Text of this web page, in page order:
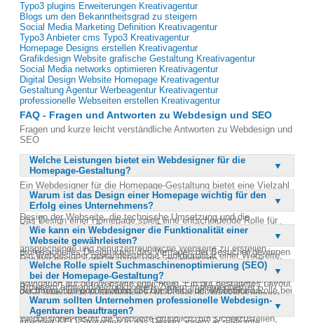
Typo3 plugins Erweiterungen Kreativagentur
Blogs um den Bekanntheitsgrad zu steigern
Social Media Marketing Definition Kreativagentur
Typo3 Anbieter cms Typo3 Kreativagentur
Homepage Designs erstellen Kreativagentur
Grafikdesign Website grafische Gestaltung Kreativagentur
Social Media networks optimieren Kreativagentur
Digital Design Website Homepage Kreativagentur
Gestaltung Agentur Werbeagentur Kreativagentur
professionelle Webseiten erstellen Kreativagentur
FAQ - Fragen und Antworten zu Webdesign und SEO
Fragen und kurze leicht verständliche Antworten zu Webdesign und
SEO
Welche Leistungen bietet ein Webdesigner für die
Homepage-Gestaltung?
Ein Webdesigner für die Homepage-Gestaltung bietet eine Vielzahl
von Leistungen an, die den gesamten Internetauftritt eines
Unternehmens abdecken. Dazu gehören die Konzeption und das
Design der Webseite, die technische Umsetzung und die
Sicherstellung der Funktionalität. Ein guter Webdesigner kombiniert
kreatives Design mit technischem Know-how, um eine
ansprechende und benutzerfreundliche Webseite zu erstellen.
Darüber hinaus sorgt er dafür, dass die Webseite
suchmaschinenfreundlich ist, um eine bessere Sichtbarkeit im
Internet zu erreichen. Schließlich bietet er auch Unterstützung bei
der Integration von Inhalten und der Pflege der Webseite an.
Warum ist das Design einer Homepage wichtig für den
Erfolg eines Unternehmens?
Das Design einer Homepage spielt eine entscheidende Rolle für
den Erfolg eines Unternehmens, da es den ersten Eindruck bei
potenziellen Kunden hinterlässt. Ein ansprechendes und
professionelles Design kann das Vertrauen der Besucher gewinnen
und sie dazu ermutigen, länger auf der Seite zu verweilen. Darüber
hinaus beeinflusst das Design die Benutzererfahrung und kann die
Navigation auf der Webseite erleichtern. Ein gut gestaltetes Layout
kann auch die Markenidentität stärken und die Wiedererkennung
fördern. Letztlich trägt ein durchdachtes Design dazu bei, die
Conversion-Rate zu erhöhen und den Umsatz zu steigern.
Wie kann ein Webdesigner die Funktionalität einer
Webseite gewährleisten?
Ein Webdesigner gewährleistet die Funktionalität einer Webseite,
indem er moderne Webtechnologien und -standards einsetzt. Er
sorgt dafür, dass die Webseite auf verschiedenen Geräten und
Browsern einwandfrei funktioniert. Zudem implementiert er
benutzerfreundliche Navigationselemente und interaktive
Funktionen, die die Benutzererfahrung verbessern. Der
Webdesigner testet die Webseite gründlich, um sicherzustellen,
Welche Rolle spielt Suchmaschinenoptimierung (SEO)
bei der Homepage-Gestaltung?
Suchmaschinenoptimierung (SEO) spielt eine wesentliche Rolle bei
der Homepage-Gestaltung, da sie die Sichtbarkeit der Webseite in
den Suchmaschinenergebnissen verbessert. Ein Webdesigner
Warum sollten Unternehmen professionelle Webdesign-
Agenturen beauftragen?